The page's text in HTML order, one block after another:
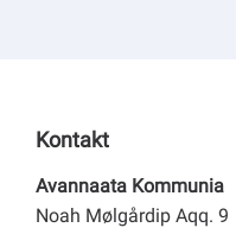
Kontakt
Avannaata Kommunia
Noah Mølgårdip Aqq. 9